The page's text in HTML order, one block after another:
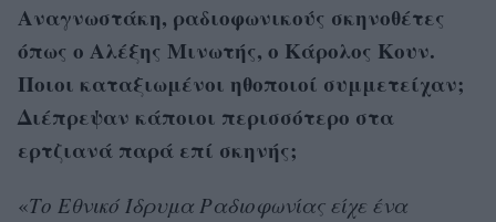
Αναγνωστάκη, ραδιοφωνικούς σκηνοθέτες
όπως ο Αλέξης Μινωτής, ο Κάρολος Κουν.
Ποιοι καταξιωμένοι ηθοποιοί συμμετείχαν;
Διέπρεψαν κάποιοι περισσότερο στα
ερτζιανά παρά επί σκηνής;
«Το Εθνικό Ίδρυμα Ραδιοφωνίας είχε ένα